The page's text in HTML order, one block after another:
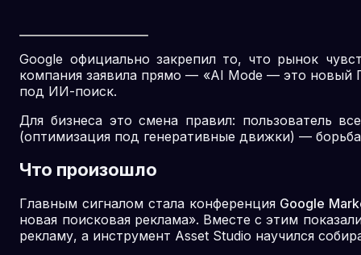
Google официально закрепил то, что рынок
компания заявила прямо — «AI Mode — это новый
под ИИ-поиск.
Для бизнеса это смена правил: пользователь
(оптимизация под генеративные движки) —
Что произошло
Главным сигналом стала конференция Google
новая поисковая реклама». Вместе с этим
рекламу, а инструмент Asset Studio научился